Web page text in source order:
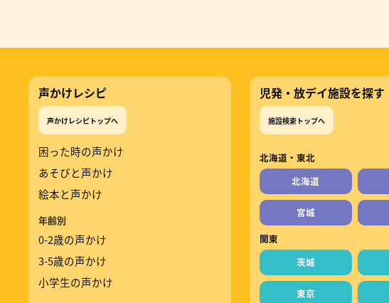
声かけレシピ
声かけレシピトップへ
困った時の声かけ
あそびと声かけ
絵本と声かけ
年齢別
0-2歳の声かけ
3-5歳の声かけ
小学生の声かけ
児発・放デイ施設を探す
施設検索トップへ
北海道・東北
北海道
宮城
関東
茨城
東京